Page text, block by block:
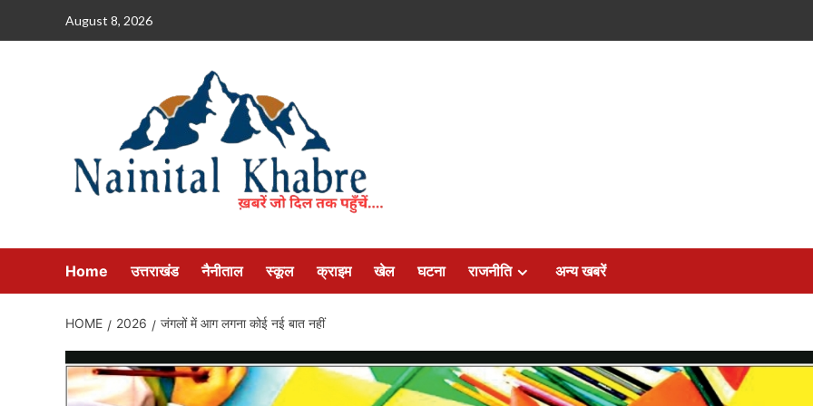
August 8, 2026
Home उत्तराखंड नैनीताल स्कूल क्राइम खेल घटना राजनीति अन्य खबरें
HOME 2026 जंगलों में आग लगना कोई नई बात नहीं